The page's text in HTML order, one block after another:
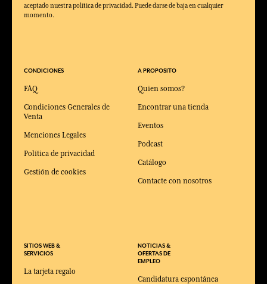
aceptado nuestra política de privacidad. Puede darse de baja en cualquier
momento.
CONDICIONES
FAQ
Condiciones Generales de
Venta
Menciones Legales
Política de privacidad
Gestión de cookies
SITIOS WEB &
SERVICIOS
La tarjeta regalo
A PROPOSITO
Quien somos?
Encontrar una tienda
Eventos
Podcast
Catálogo
Contacte con nosotros
NOTICIAS &
OFERTAS DE
EMPLEO
Candidatura espontánea